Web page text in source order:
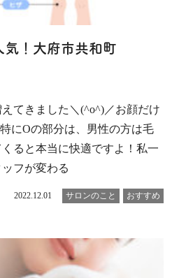
！大府市共和町
てきました＼(^o^)／お顔だけ
にOの部分は、男性の方は毛
ると本当に快適ですよ！私一
フが変わる
2022.12.01 サロンのこと おすすめ